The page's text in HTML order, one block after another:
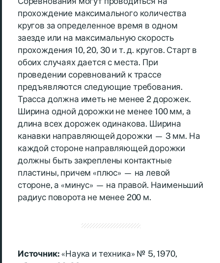
прохождение максимального количества
кругов за определенное время в одном
заезде или на максимальную скорость
прохождения 10, 20, 30 и т. д. кругов. Старт в
обоих случаях дается с места. При
проведении соревнований к трассе
предъявляются следующие требования.
Трасса должна иметь не менее 2 дорожек.
Ширина одной дорожки не менее 100 мм, а
длина всех дорожек одинакова. Ширина
канавки направляющей дорожки — 3 мм. На
каждой стороне направляющей дорожки
должны быть закреплены контактные
пластины, причем «плюс» — на левой
стороне, а «минус» — на правой. Наименьший
радиус поворота не менее 200 м.
Источник: «Наука и техника» № 5, 1970,